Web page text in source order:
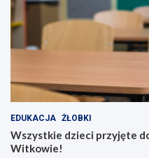
EDUKACJA ŻŁOBKI
Wszystkie dzieci przyjęte
Witkowie!